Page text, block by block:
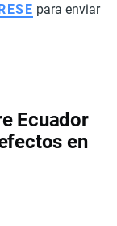
para enviar
Ecuador
en